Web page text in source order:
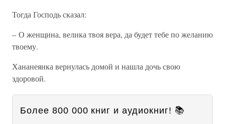
Тогда Господь сказал:
– О женщина, велика твоя вера, да будет тебе по желанию
твоему.
Хананеянка вернулась домой и нашла дочь свою
здоровой.
Более 800 000 книг и аудиокниг! 📚